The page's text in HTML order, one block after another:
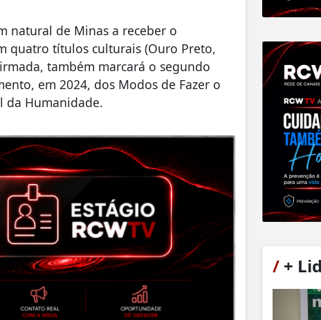
natural de Minas a receber o
quatro títulos culturais (Ouro Preto,
também marcará o segundo
em 2024, dos Modos de Fazer o
da Humanidade.
/+